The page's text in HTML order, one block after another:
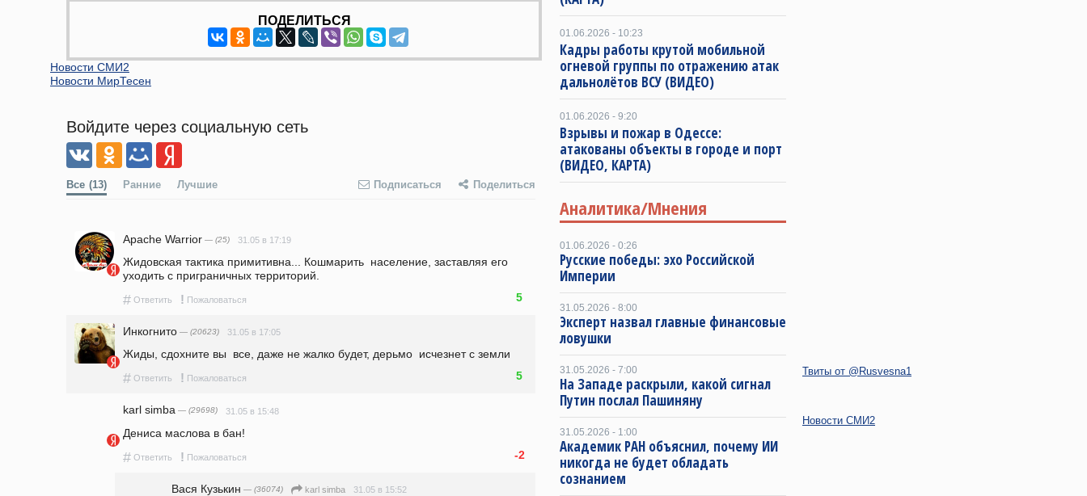
ПОДЕЛИТЬСЯ
Новости СМИ2
Новости МирТесен
Войдите через социальную сеть
Все (13) Ранние Лучшие Подписаться Поделиться
Apache Warrior — (25) 31.05 в 17:19
Жидовская тактика примитивна... Кошмарить  население, заставляя его
уходить с приграничных территорий.
# Ответить ! Пожаловаться 5
Инкогнито — (20623) 31.05 в 17:05
Жиды, сдохните вы  все, даже не жалко будет, дерьмо  исчезнет с земли
# Ответить ! Пожаловаться 5
karl simba — (29698) 31.05 в 15:48
Дениса маслова в бан!
# Ответить ! Пожаловаться -2
Вася Кузькин — (36074) karl simba 31.05 в 15:52
01.06.2026 - 10:23
Кадры работы крутой мобильной
огневой группы по отражению атак
дальнолётов ВСУ (ВИДЕО)
01.06.2026 - 9:20
Взрывы и пожар в Одессе:
атакованы объекты в городе и порт
(ВИДЕО, КАРТА)
Аналитика/Мнения
01.06.2026 - 0:26
Русские победы: эхо Российской
Империи
31.05.2026 - 8:00
Эксперт назвал главные финансовые
ловушки
31.05.2026 - 7:00
На Западе раскрыли, какой сигнал
Путин послал Пашиняну
31.05.2026 - 1:00
Академик РАН объяснил, почему ИИ
никогда не будет обладать
сознанием
Твиты от @Rusvesna1
Новости СМИ2